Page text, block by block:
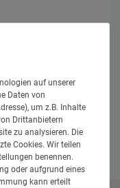
auf unserer
Daten von
um z.B. Inhalte
Drittanbietern
zu analysieren. Die
Cookies. Wir teilen
benennen.
oder aufgrund eines
kann erteilt